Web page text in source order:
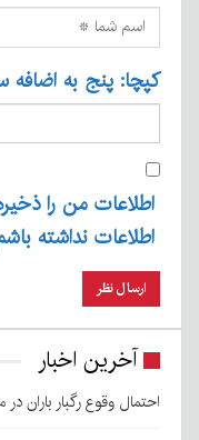
کپچا: پنج به
اطلاعات من را
اطلاعات نداشته
آخرین اخبار
احتمال وقوع رگبار باران